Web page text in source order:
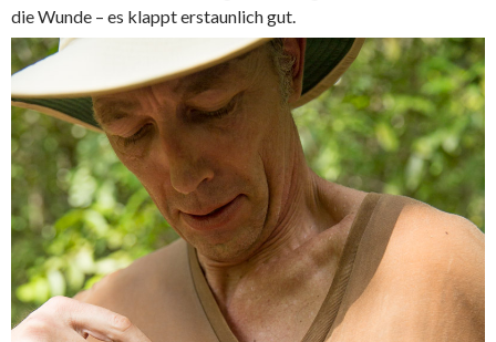
die Wunde – es klappt erstaunlich gut.